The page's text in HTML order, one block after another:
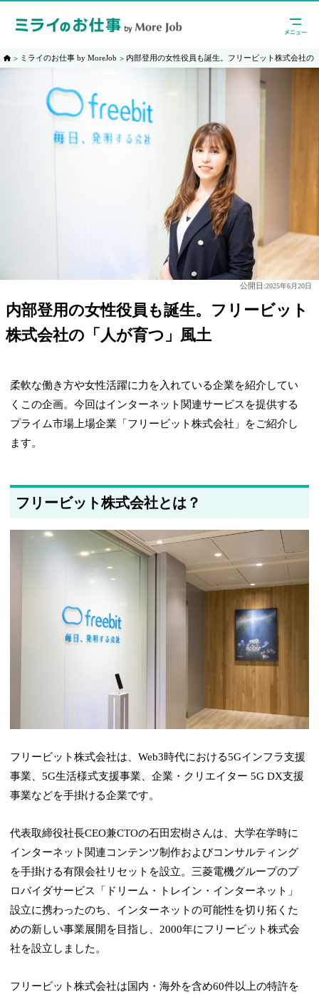
ミライのお仕事 by MoreJob 内部登用の女性役員も誕生。フリービット株式会社の
公開日:2025年6月20日
内部登用の女性役員も誕生。フリービット
株式会社の「人が育つ」風土
柔軟な働き方や女性活躍に力を入れている企業を紹介してい
くこの企画。今回はインターネット関連サービスを提供する
プライム市場上場企業「フリービット株式会社」をご紹介し
ます。
フリービット株式会社とは？
フリービット株式会社は、Web3時代における5Gインフラ支援
事業、5G生活様式支援事業、企業・クリエイター 5G DX支援
事業などを手掛ける企業です。
代表取締役社長CEO兼CTOの石田宏樹さんは、大学在学時に
インターネット関連コンテンツ制作およびコンサルティング
を手掛ける有限会社リセットを設立。三菱電機グループのプ
ロバイダサービス「ドリーム・トレイン・インターネット」
設立に携わったのち、インターネットの可能性を切り拓くた
めの新しい事業展開を目指し、2000年にフリービット株式会
社を設立しました。
フリービット株式会社は国内・海外を含め60件以上の特許を